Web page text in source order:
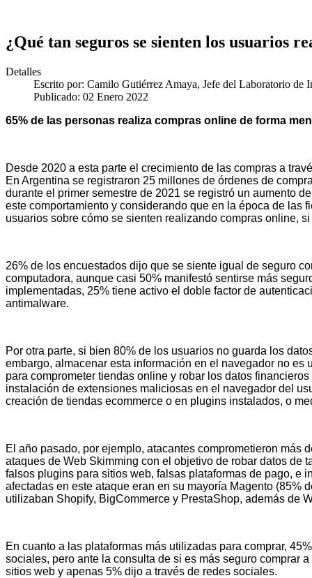
¿Qué tan seguros se sienten los usuarios
Detalles
Escrito por: Camilo Gutiérrez Amaya, Jefe del Laboratorio de
Publicado: 02 Enero 2022
65% de las personas realiza compras online de forma
Desde 2020 a esta parte el crecimiento de las compras a
En Argentina se registraron 25 millones de órdenes de
durante el primer semestre de 2021 se registró un aumento
este comportamiento y considerando que en la época de las
usuarios sobre cómo se sienten realizando compras online,
26% de los encuestados dijo que se siente igual de seguro
computadora, aunque casi 50% manifestó sentirse más
implementadas, 25% tiene activo el doble factor de
antimalware.
Por otra parte, si bien 80% de los usuarios no guarda los
embargo, almacenar esta información en el navegador no
para comprometer tiendas online y robar los datos
instalación de extensiones maliciosas en el navegador del
creación de tiendas ecommerce o en plugins instalados, o
El año pasado, por ejemplo, atacantes comprometieron más
ataques de Web Skimming con el objetivo de robar datos de
falsos plugins para sitios web, falsas plataformas de pago, e
afectadas en este ataque eran en su mayoría Magento
utilizaban Shopify, BigCommerce y PrestaShop, además de
En cuanto a las plataformas más utilizadas para comprar,
sociales, pero ante la consulta de si es más seguro comprar
sitios web y apenas 5% dijo a través de redes sociales.